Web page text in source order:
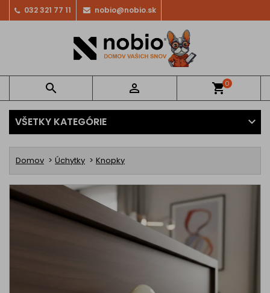
032 321 77 11 nobio@nobio.sk
  shopping_cart0
VŠETKY KATEGÓRIE
Domov Úchytky Knopky